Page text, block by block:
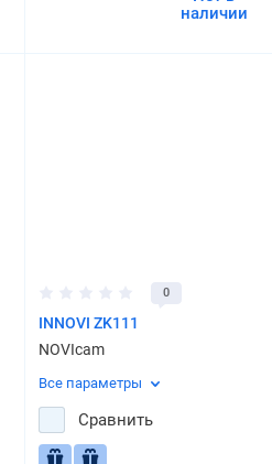
наличии
0
INNOVI ZK111
NOVIcam
Все параметры
Сравнить